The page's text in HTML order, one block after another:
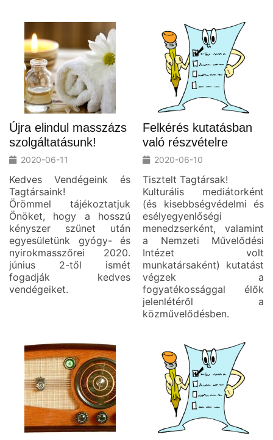
Újra elindul masszázs
szolgáltatásunk!
2020-06-11
Kedves Vendégeink és
Tagtársaink!
Örömmel tájékoztatjuk
Önöket, hogy a hosszú
kényszer szünet után
egyesületünk gyógy- és
nyirokmasszőrei 2020.
június 2-től ismét
fogadják kedves
vendégeiket.
Felkérés kutatásban
való részvételre
2020-06-10
Tisztelt Tagtársak!
Kulturális mediátorként
(és kisebbségvédelmi és
esélyegyenlőségi
menedzserként, valamint
a Nemzeti Művelődési
Intézet volt
munkatársaként) kutatást
végzek a
fogyatékossággal élők
jelenlétéről a
közművelődésben.